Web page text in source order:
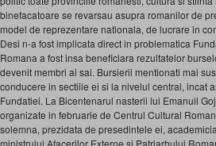
binefacatoare se revarsau asupra romanilor de
model de reprezentare nationala, de lucrare in
Desi n-a fost implicata direct in problematica
Romana a fost insa beneficiara rezultatelor
devenit membri ai sai. Bursierii mentionati mai
conducere in sectiile ei si la nivelul central, incat
Fundatiei. La Bicentenarul nasterii lui Emanuil
organizate in februarie de Centrul Cultural
solemna, prezidata de presedintele ei,
ministrului Afacerilor Externe si Patriarhului